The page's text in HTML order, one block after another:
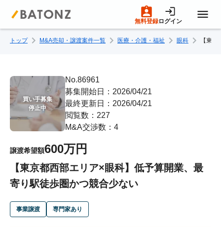
無料登録ログイン
トップページ
M&A案件一覧
売りたい方へ
成約事例
M&A専門家の方へ
トップ M&A売却・譲渡案件一覧 医療・介護・福祉 眼科 【東
買い手募集
停止中
No.86961
募集開始日：2026/04/21
最終更新日：2026/04/21
閲覧数：227
M&A交渉数：4
譲渡希望額600万円
【東京都西部エリア×眼科】低予算開業、最
寄り駅徒歩圏かつ競合少ない
事業譲渡 専門家あり